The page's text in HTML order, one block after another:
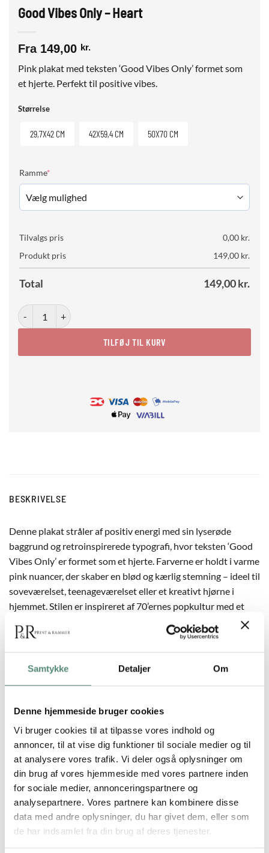
Samtykke Detaljer Om
Denne hjemmeside bruger cookies
Vi bruger cookies til at tilpasse vores indhold og
annoncer, til at vise dig funktioner til sociale medier og til
at analysere vores trafik. Vi deler også oplysninger om
din brug af vores hjemmeside med vores partnere inden
for sociale medier, annonceringspartnere og
analysepartnere. Vores partnere kan kombinere disse
data med andre oplysninger, du har givet dem, eller som
de har indsamlet fra din brug af deres tjenester.
Good Vibes Only – Heart
Fra 149,00 kr.
Pink plakat med teksten ‘Good Vibes Only’ formet som
et hjerte. Perfekt til positive vibes.
Størrelse
29,7X42 CM 42X59,4 CM 50X70 CM
Ramme*
Tilvalgs pris 0,00 kr.
Produkt pris
149,00 kr.
Total 149,00kr.
Good Vibes Only - Heart antal
TILFØJ TIL KURV
BESKRIVELSE
Denne plakat stråler af positiv energi med sin lyserøde
baggrund og retroinspirerede typografi, hvor teksten ‘Good
Vibes Only’ er formet som et hjerte. Farverne er holdt i varme
pink nuancer, der skaber en blød og kærlig stemning – ideel til
soveværelset, teenageværelset eller et kreativt hjørne i
hjemmet. Stilen er inspireret af 70’ernes popkultur med et
moderne twist og passer perfekt sammen med andre plakater
i samme serie, fx ‘Good Vibes Only’ med mønster. Hæng den
alene for et stærkt statement eller kombiner den med flere
farverige budskaber for at skabe en hel billedvæg fuld af gode
YDERLIGERE INFORMATION
STØRRELSE 29,7×42 cm, 42×59,4 cm, 50×70 cm